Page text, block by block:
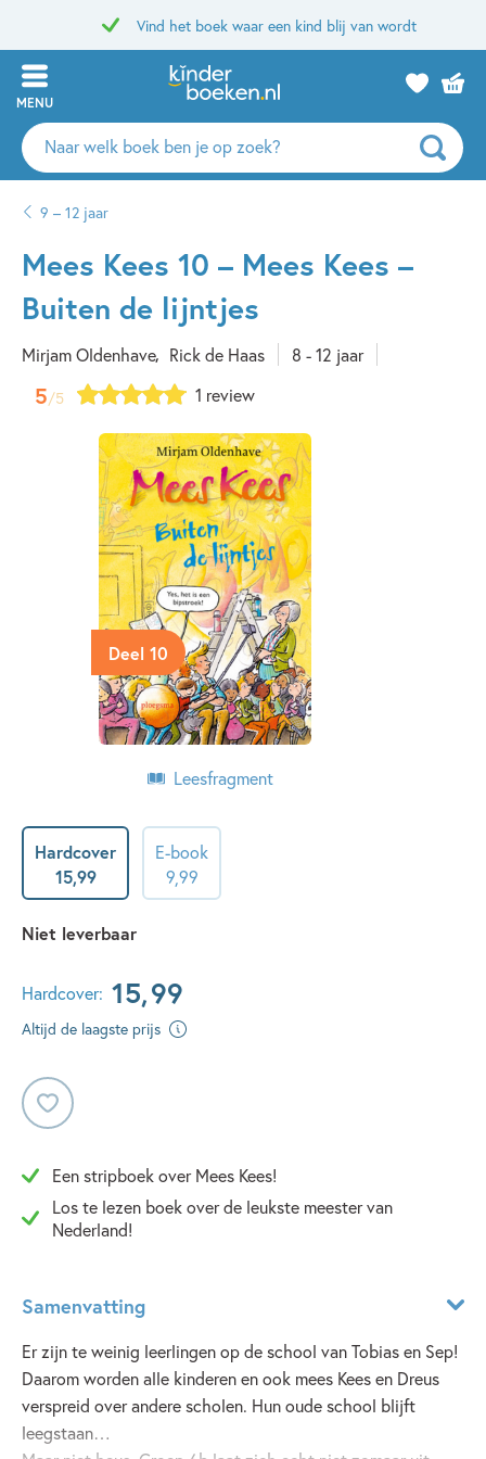
Vind het boek waar een kind blij van wordt
MENU
Zoeken
naar
auteurs
uitgevers
9 – 12 jaar
Mees Kees 10 – Mees Kees –
Buiten de lijntjes
Mirjam Oldenhave Rick de Haas 8 - 12 jaar
5/5 1 review
Deel 10
Leesfragment
Hardcover
15,99
E-book
9,99
Niet leverbaar
Hardcover: 15,99
Altijd de laagste prijs
Een stripboek over Mees Kees!
Los te lezen boek over de leukste meester van
Nederland!
Samenvatting
Er zijn te weinig leerlingen op de school van Tobias en Sep!
Daarom worden alle kinderen en ook mees Kees en Dreus
verspreid over andere scholen. Hun oude school blijft
leegstaan…